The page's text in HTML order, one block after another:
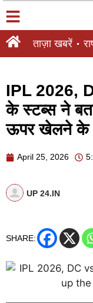
ताज़ा खबरें
IPL 2026,
के स्टब्स ने
ऊपर खेलने के
April 25, 2026
UP 24.IN
SHARE: